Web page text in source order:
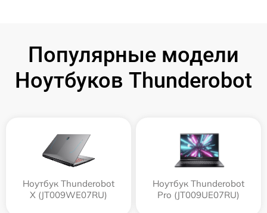
Популярные модели
Ноутбуков Thunderobot
Ноутбук Thunderobot
X (JT009WE07RU)
Ноутбук Thunderobot
Pro (JT009UE07RU)